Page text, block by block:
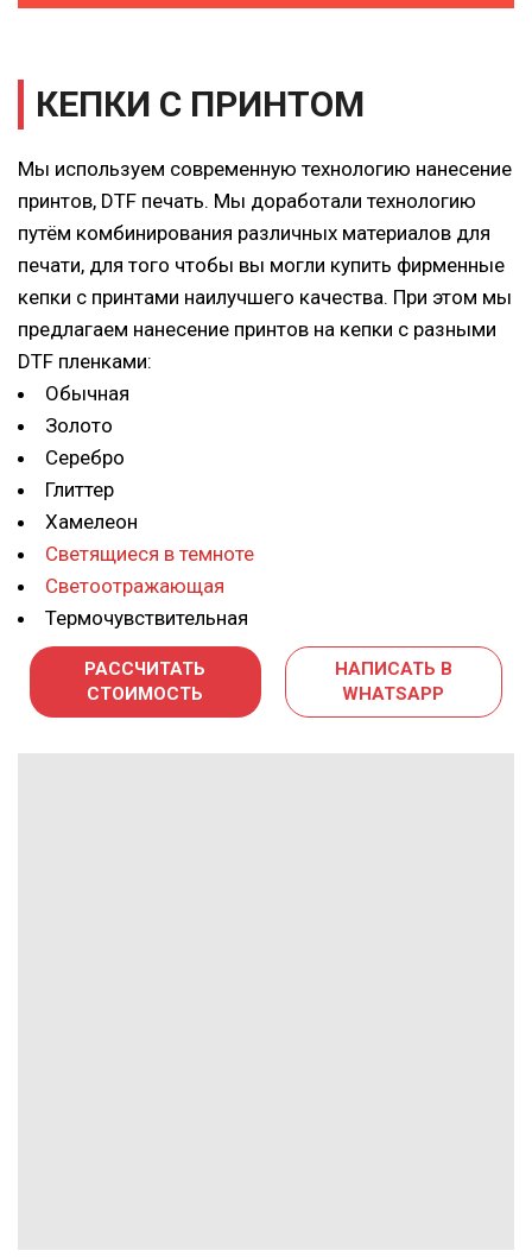
КЕПКИ С ПРИНТОМ
Мы используем современную технологию нанесение
принтов, DTF печать. Мы доработали технологию
путём комбинирования различных материалов для
печати, для того чтобы вы могли купить фирменные
кепки с принтами наилучшего качества. При этом мы
предлагаем нанесение принтов на кепки с разными
DTF пленками:
Обычная
Золото
Серебро
Глиттер
Хамелеон
Светящиеся в темноте
Светоотражающая
Термочувствительная
РАССЧИТАТЬ
СТОИМОСТЬ
НАПИСАТЬ В
WHATSAPP